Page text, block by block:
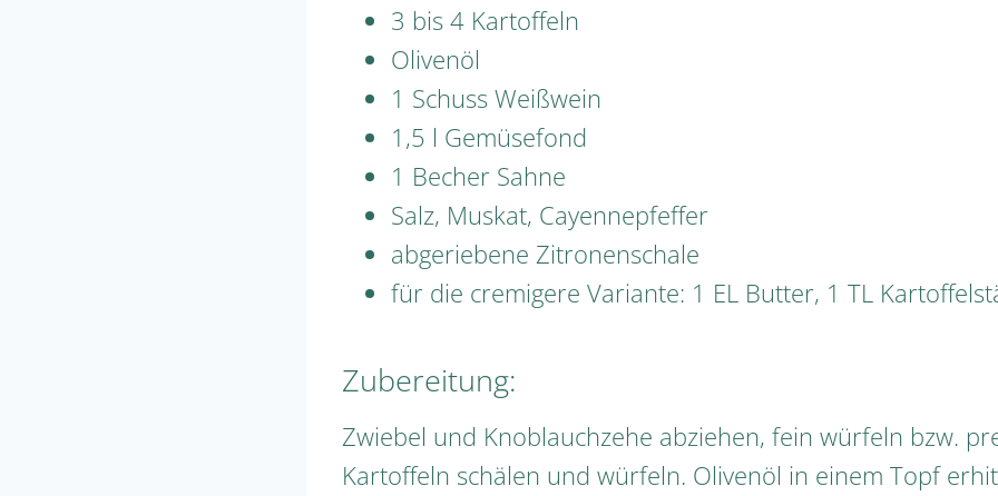
3 bis 4 Kartoffeln
Olivenöl
1 Schuss Weißwein
1,5 l Gemüsefond
1 Becher Sahne
Salz, Muskat, Cayennepfeffer
abgeriebene Zitronenschale
für die cremigere Variante: 1 EL Butter, 1 TL
Zubereitung:
Zwiebel und Knoblauchzehe abziehen, fein würfeln bzw.
Kartoffeln schälen und würfeln. Olivenöl in einem Topf